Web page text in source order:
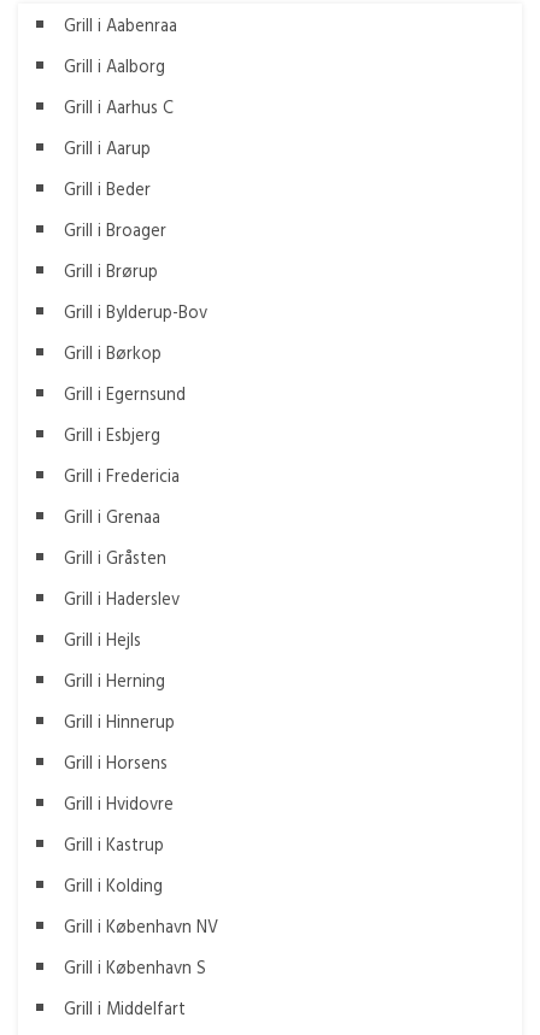
Grill i Aabenraa
Grill i Aalborg
Grill i Aarhus C
Grill i Aarup
Grill i Beder
Grill i Broager
Grill i Brørup
Grill i Bylderup-Bov
Grill i Børkop
Grill i Egernsund
Grill i Esbjerg
Grill i Fredericia
Grill i Grenaa
Grill i Gråsten
Grill i Haderslev
Grill i Hejls
Grill i Herning
Grill i Hinnerup
Grill i Horsens
Grill i Hvidovre
Grill i Kastrup
Grill i Kolding
Grill i København NV
Grill i København S
Grill i Middelfart